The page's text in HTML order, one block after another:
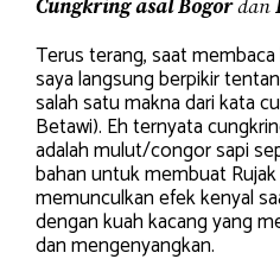
Cungkring asal Bogordan
Terus terang, saat
saya langsung berpikir
salah satu makna dari kata
Betawi). Eh ternyata
adalah mulut/congor sapi
bahan untuk membuat
memunculkan efek kenyal
dengan kuah kacang yang
dan mengenyangkan.